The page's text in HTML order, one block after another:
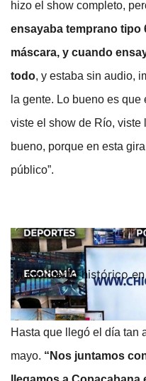
hizo el show completo,
ensayaba temprano tipo
máscara, y cuando
todo, y estaba sin audio,
la gente. Lo bueno es
viste el show de Río, viste
bueno, porque en esta
público”.
n concierto histórico
Hasta que llegó el día tan
mayo. “Nos juntamos